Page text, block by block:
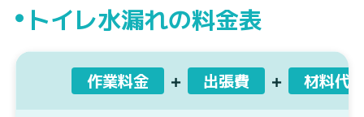
トイレ水漏れの料金表
作業料金 ＋ 出張費 ＋ 材料代